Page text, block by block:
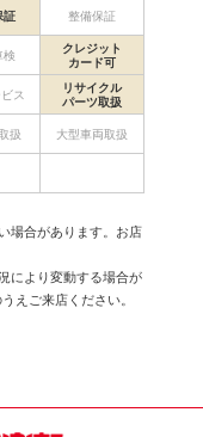
証 整備保証
検
クレジット
カード可
ス
リサイクル
パーツ取扱
扱 大型車両取扱
場合があります。お店
により変動する場合が
えご来店ください。